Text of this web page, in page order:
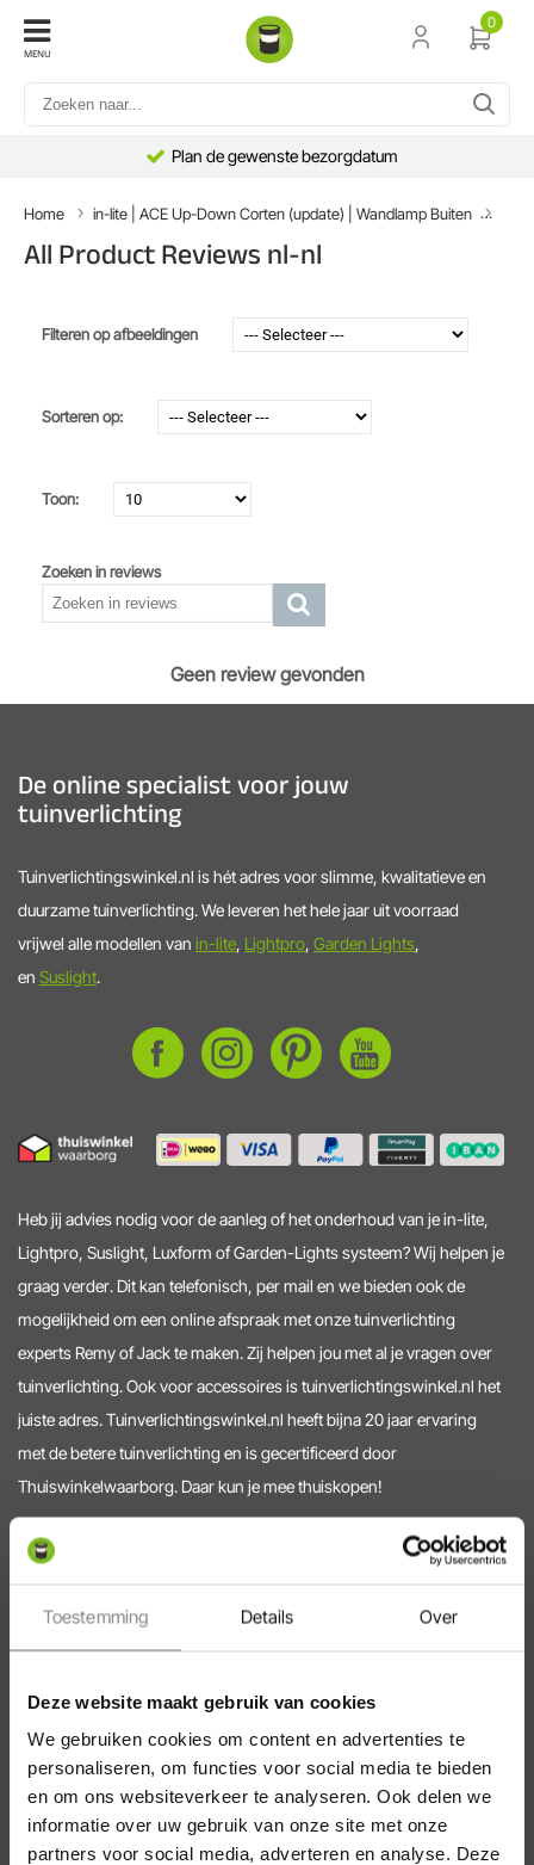
Toestemming Details Over
Deze website maakt gebruik van cookies
We gebruiken cookies om content en advertenties te
personaliseren, om functies voor social media te bieden
en om ons websiteverkeer te analyseren. Ook delen we
informatie over uw gebruik van onze site met onze
partners voor social media, adverteren en analyse. Deze
MENU
0
Plan de gewenste bezorgdatum
Home in-lite | ACE Up-Down Corten (update) | Wandlamp Buiten
All Product Reviews nl-nl
Filteren op afbeeldingen
Sorteren op:
Toon:
Zoeken in reviews
Geen review gevonden
De online specialist voor jouw
tuinverlichting
Tuinverlichtingswinkel.nl is hét adres voor slimme, kwalitatieve en
duurzame tuinverlichting. We leveren het hele jaar uit voorraad
vrijwel alle modellen van in-lite, Lightpro, Garden Lights,
en Suslight.
Heb jij advies nodig voor de aanleg of het onderhoud van je in-lite,
Lightpro, Suslight, Luxform of Garden-Lights systeem? Wij helpen je
graag verder. Dit kan telefonisch, per mail en we bieden ook de
mogelijkheid om een online afspraak met onze tuinverlichting
experts Remy of Jack te maken. Zij helpen jou met al je vragen over
tuinverlichting. Ook voor accessoires is tuinverlichtingswinkel.nl het
juiste adres. Tuinverlichtingswinkel.nl heeft bijna 20 jaar ervaring
met de betere tuinverlichting en is gecertificeerd door
Thuiswinkelwaarborg. Daar kun je mee thuiskopen!
Klantenservice
Hulp bij bestellen
Bezorging en levertijden
Algemene Voorwaarden
Retour Voorwaarden
Cookies